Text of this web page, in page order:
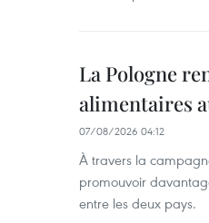
La Pologne
alimentaires
07/08/2026 04:12
À travers la
promouvoir
entre les deux pays.